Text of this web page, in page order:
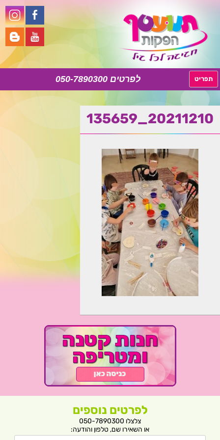
050-7890300 תפריט
לתוכן
20211210_135659
לפרטים נוספים
צלצלו 050-7890300
או השאירו שם, טלפון והודעה: